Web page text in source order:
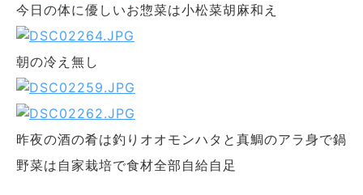
今日の体に優しいお惣菜は小松菜胡麻和え
朝の冷え無し
昨夜の酒の肴は釣りオオモンハタと真鯛のアラ身で鍋
野菜は自家栽培で食材全部自給自足